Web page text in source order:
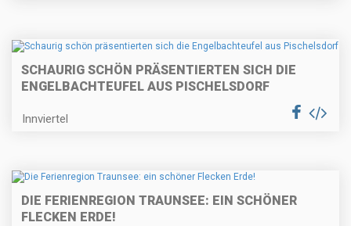
SCHAURIG SCHÖN PRÄSENTIERTEN SICH DIE
ENGELBACHTEUFEL AUS PISCHELSDORF
Innviertel
DIE FERIENREGION TRAUNSEE: EIN SCHÖNER
FLECKEN ERDE!